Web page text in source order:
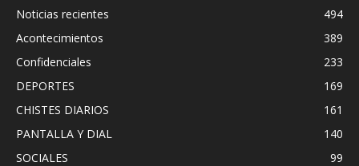
Noticias recientes
494
Acontecimientos
389
Confidenciales
233
DEPORTES
169
CHISTES DIARIOS
161
PANTALLA Y DIAL
140
SOCIALES
99